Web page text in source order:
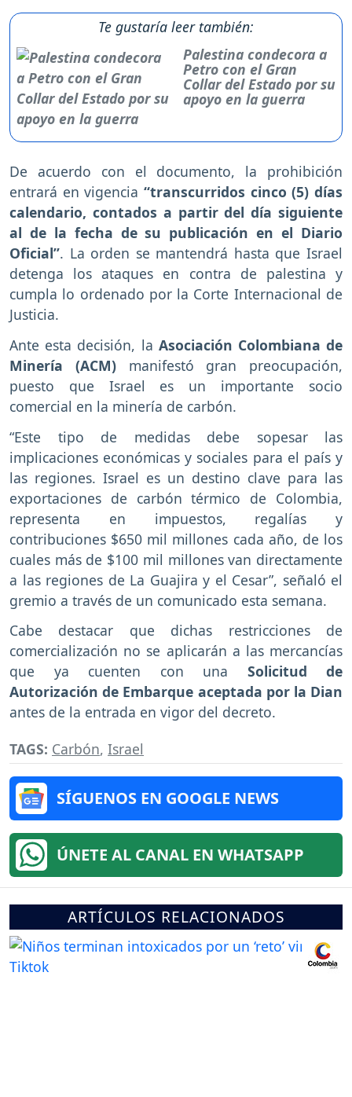
Te gustaría leer también:
Palestina condecora a
Petro con el Gran
Collar del Estado por su
apoyo en la guerra
De acuerdo con el documento, la prohibición
entrará en vigencia “transcurridos cinco (5) días
calendario, contados a partir del día siguiente
al de la fecha de su publicación en el Diario
Oficial”. La orden se mantendrá hasta que Israel
detenga los ataques en contra de palestina y
cumpla lo ordenado por la Corte Internacional de
Justicia.
Ante esta decisión, la Asociación Colombiana de
Minería (ACM)manifestó gran preocupación,
puesto que Israel es un importante socio
comercial en la minería de carbón.
“Este tipo de medidas debe sopesar las
implicaciones económicas y sociales para el país y
las regiones. Israel es un destino clave para las
exportaciones de carbón térmico de Colombia,
representa en impuestos, regalías y
contribuciones $650 mil millones cada año, de los
cuales más de $100 mil millones van directamente
a las regiones de La Guajira y el Cesar”, señaló el
gremio a través de un comunicado esta semana.
Cabe destacar que dichas restricciones de
comercialización no se aplicarán a las mercancías
que ya cuenten con una Solicitud de
Autorización de Embarque aceptada por la Dian
antes de la entrada en vigor del decreto.
TAGS: Carbón, Israel
SÍGUENOS EN GOOGLE NEWS
ÚNETE AL CANAL EN WHATSAPP
ARTÍCULOS RELACIONADOS